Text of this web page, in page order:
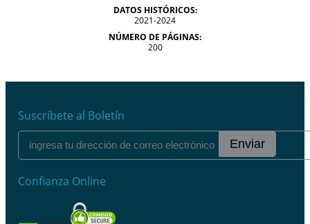
DATOS HISTÓRICOS:
2021-2024
NÚMERO DE PÁGINAS:
200
Suscríbete al Boletín
Enviar
Confianza Online